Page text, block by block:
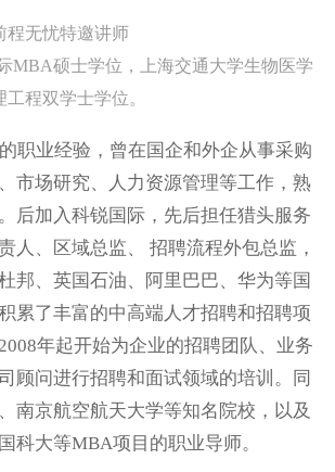
程无忧特邀讲师
MBA硕士学位，上海交通大学生物医学
程双学士学位。
职业经验，曾在国企和外企从事采购
市场研究、人力资源管理等工作，熟
后加入科锐国际，先后担任猎头服务
人、区域总监、 招聘流程外包总监，
邦、英国石油、阿里巴巴、华为等国
累了丰富的中高端人才招聘和招聘项
年起开始为企业的招聘团队、业务
顾问进行招聘和面试领域的培训。同
南京航空航天大学等知名院校，以及
科大等MBA项目的职业导师。